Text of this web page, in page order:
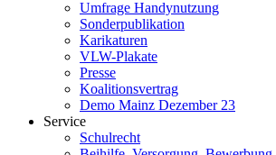
Umfrage Handynutzung
Sonderpublikation
Karikaturen
VLW-Plakate
Presse
Koalitionsvertrag
Demo Mainz Dezember 23
Service
Schulrecht